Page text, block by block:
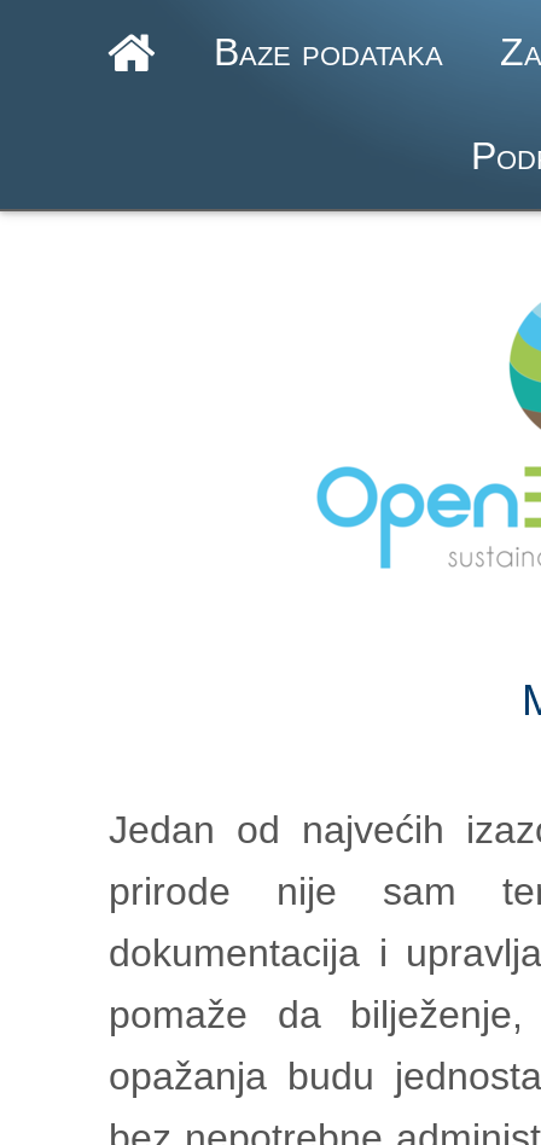
Baze podataka
Jedan od najvećih
prirode nije sam
dokumentacija i
pomaže da
opažanja budu